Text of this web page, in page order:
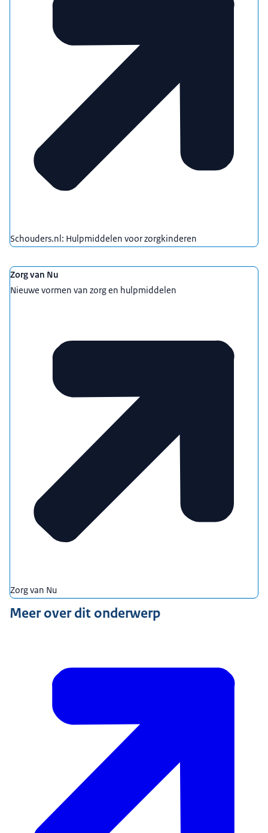
Schouders.nl: Hulpmiddelen voor zorgkinderen
Zorg van Nu
Nieuwe vormen van zorg en hulpmiddelen
Zorg van Nu
Meer over dit onderwerp